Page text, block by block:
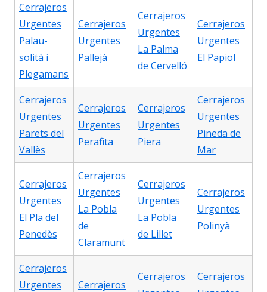
Cerrajeros
Urgentes
Palau-
solità i
Plegamans
Cerrajeros
Urgentes
Pallejà
Cerrajeros
Urgentes
La Palma
de Cervelló
Cerrajeros
Urgentes
El Papiol
Cerrajeros
Urgentes
Parets del
Vallès
Cerrajeros
Urgentes
Perafita
Cerrajeros
Urgentes
Piera
Cerrajeros
Urgentes
Pineda de
Mar
Cerrajeros
Urgentes
El Pla del
Penedès
Cerrajeros
Urgentes
La Pobla
de
Claramunt
Cerrajeros
Urgentes
La Pobla
de Lillet
Cerrajeros
Urgentes
Polinyà
Cerrajeros
Urgentes
Cerrajeros
Cerrajeros
Cerrajeros